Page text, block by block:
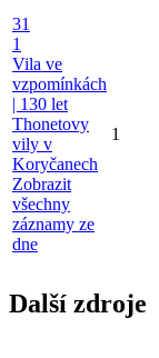
31
1
Vila ve
vzpomínkách
| 130 let
Thonetovy
vily v
Koryčanech
Zobrazit
všechny
záznamy ze
dne
1
Další zdroje